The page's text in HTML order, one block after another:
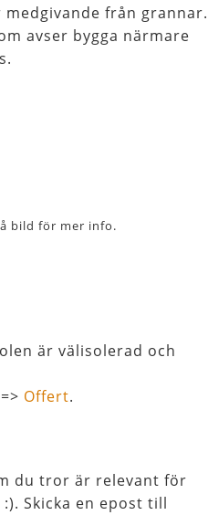
från grannar.
avser bygga närmare
bild för mer info.
är välisolerad och
Offert.
du tror är relevant för
Skicka en epost till